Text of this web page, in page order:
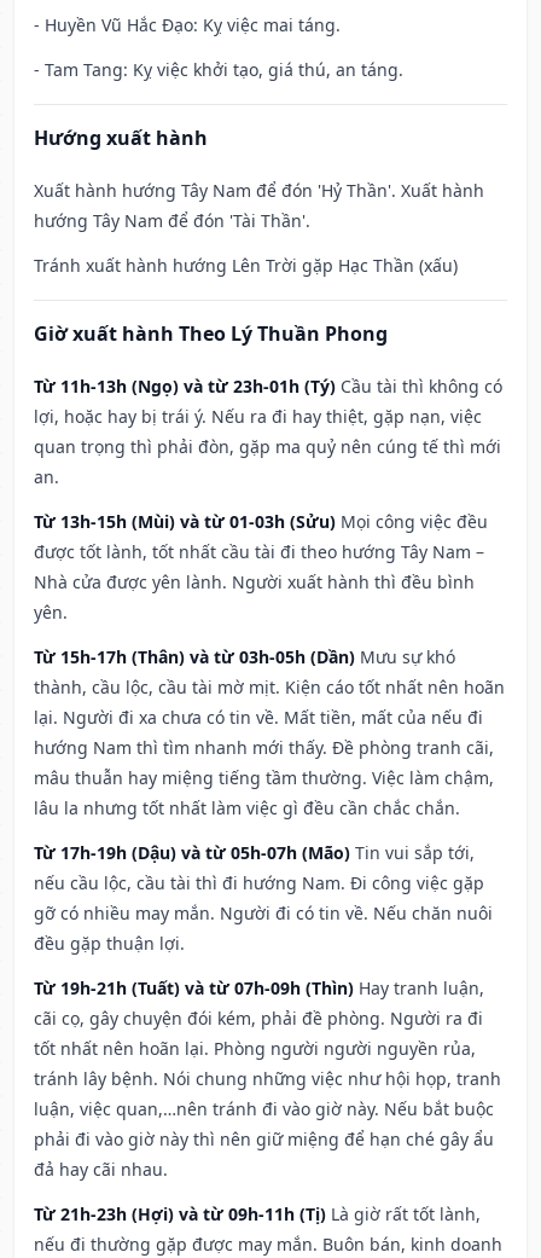
- Huyền Vũ Hắc Đạo: Kỵ việc mai táng.
- Tam Tang: Kỵ việc khởi tạo, giá thú, an táng.
Hướng xuất hành
Xuất hành hướng Tây Nam để đón 'Hỷ Thần'. Xuất hành
hướng Tây Nam để đón 'Tài Thần'.
Tránh xuất hành hướng Lên Trời gặp Hạc Thần (xấu)
Giờ xuất hành Theo Lý Thuần Phong
Từ 11h-13h (Ngọ) và từ 23h-01h (Tý) Cầu tài thì không có
lợi, hoặc hay bị trái ý. Nếu ra đi hay thiệt, gặp nạn, việc
quan trọng thì phải đòn, gặp ma quỷ nên cúng tế thì mới
an.
Từ 13h-15h (Mùi) và từ 01-03h (Sửu) Mọi công việc đều
được tốt lành, tốt nhất cầu tài đi theo hướng Tây Nam –
Nhà cửa được yên lành. Người xuất hành thì đều bình
yên.
Từ 15h-17h (Thân) và từ 03h-05h (Dần) Mưu sự khó
thành, cầu lộc, cầu tài mờ mịt. Kiện cáo tốt nhất nên hoãn
lại. Người đi xa chưa có tin về. Mất tiền, mất của nếu đi
hướng Nam thì tìm nhanh mới thấy. Đề phòng tranh cãi,
mâu thuẫn hay miệng tiếng tầm thường. Việc làm chậm,
lâu la nhưng tốt nhất làm việc gì đều cần chắc chắn.
Từ 17h-19h (Dậu) và từ 05h-07h (Mão) Tin vui sắp tới,
nếu cầu lộc, cầu tài thì đi hướng Nam. Đi công việc gặp
gỡ có nhiều may mắn. Người đi có tin về. Nếu chăn nuôi
đều gặp thuận lợi.
Từ 19h-21h (Tuất) và từ 07h-09h (Thìn) Hay tranh luận,
cãi cọ, gây chuyện đói kém, phải đề phòng. Người ra đi
tốt nhất nên hoãn lại. Phòng người người nguyền rủa,
tránh lây bệnh. Nói chung những việc như hội họp, tranh
luận, việc quan,…nên tránh đi vào giờ này. Nếu bắt buộc
phải đi vào giờ này thì nên giữ miệng để hạn ché gây ẩu
đả hay cãi nhau.
Từ 21h-23h (Hợi) và từ 09h-11h (Tị) Là giờ rất tốt lành,
nếu đi thường gặp được may mắn. Buôn bán, kinh doanh